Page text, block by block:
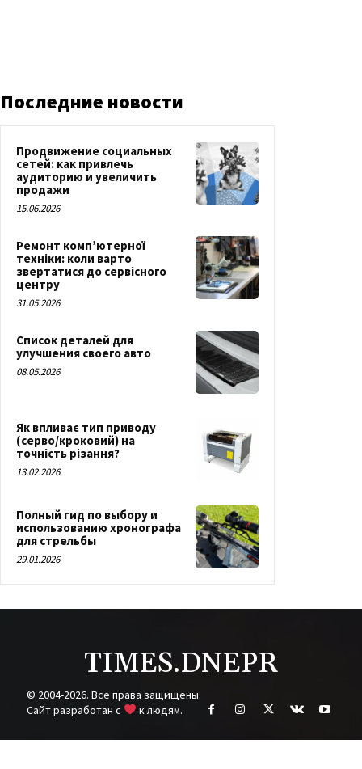
Последние новости
Продвижение социальных
сетей: как привлечь
аудиторию и увеличить
продажи
15.06.2026
Ремонт комп’ютерної
техніки: коли варто
звертатися до сервісного
центру
31.05.2026
Список деталей для
улучшения своего авто
08.05.2026
Як впливає тип приводу
(серво/кроковий) на
точність різання?
13.02.2026
Полный гид по выбору и
использованию хронографа
для стрельбы
29.01.2026
TIMES.DNEPR
© 2004-2026. Все права защищены.
Cайт разработан с
к людям.